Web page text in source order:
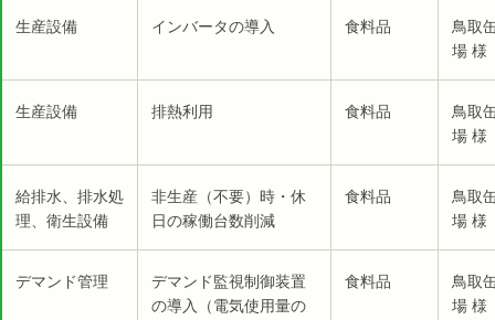
生産設備 インバータの導入 食料品
鳥取
場 様
生産設備 排熱利用 食料品
鳥取
場 様
給排水、排水処
理、衛生設備
非生産（不要）時・休
日の稼働台数削減
食料品
鳥取
場 様
デマンド管理
デマンド監視制御装置
の導入（電気使用量の
食料品
鳥取
場 様